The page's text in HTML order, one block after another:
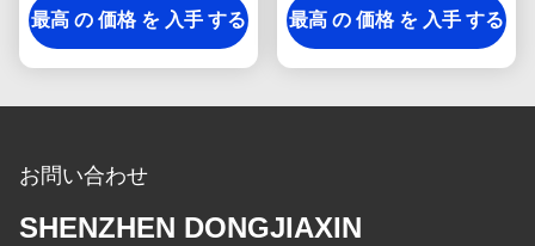
素樹脂ケーブル
最高 の 価格 を 入手 する
最高 の 価格 を 入手 する
お問い合わせ
SHENZHEN DONGJIAXIN